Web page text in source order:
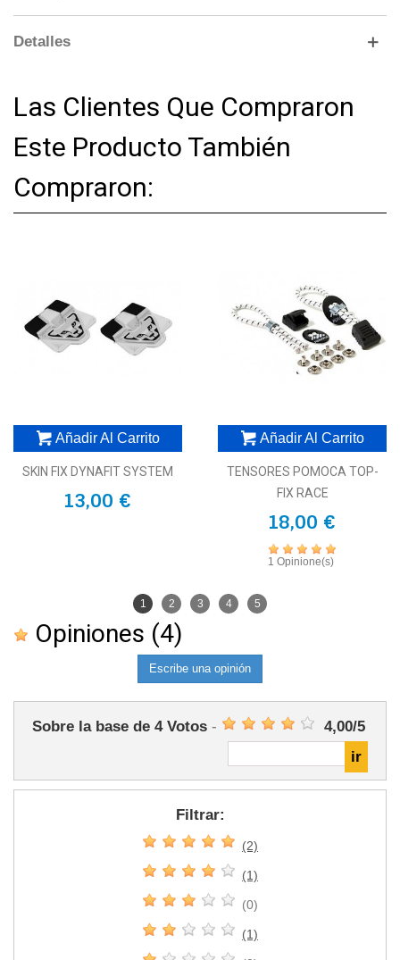
Detalles
Las Clientes Que Compraron
Este Producto También
Compraron:
Añadir Al Carrito
SKIN FIX DYNAFIT SYSTEM
13,00 €
Añadir Al Carrito
TENSORES POMOCA TOP-
FIX RACE
18,00 €
1 Opinione(s)
1 2 3 4 5
Opiniones (4)
Escribe una opinión
Sobre la base de 4Votos - 4,00/5
Filtrar:
(2)
(1)
(0)
(1)